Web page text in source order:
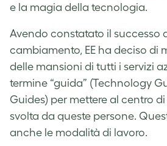
e la magia della tecnologia.
Avendo constatato il successo
cambiamento, EE ha deciso di
delle mansioni di tutti i servizi
termine “guida” (Technology
Guides) per mettere al centro
svolta da queste persone.
anche le modalità di lavoro.